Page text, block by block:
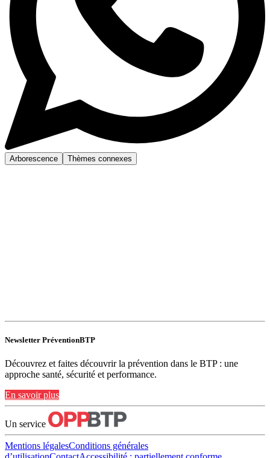
Arborescence Thèmes connexes
Newsletter PréventionBTP
Découvrez et faites découvrir la prévention dans le BTP : une
approche santé, sécurité et performance.
En savoir plus
Un service
Mentions légalesConditions générales